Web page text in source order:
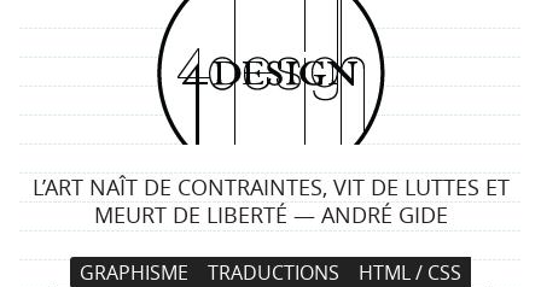
4
d
e
s
i
L’ART NAÎT DE CONTRAINTES, VIT DE LUTTES ET
MEURT DE LIBERTÉ — ANDRÉ GIDE
GRAPHISME TRADUCTIONS
HTML / CSS